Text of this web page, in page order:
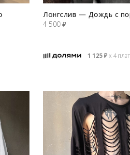
Лонгслив — Дождь с
4 500₽
1 125₽х 4